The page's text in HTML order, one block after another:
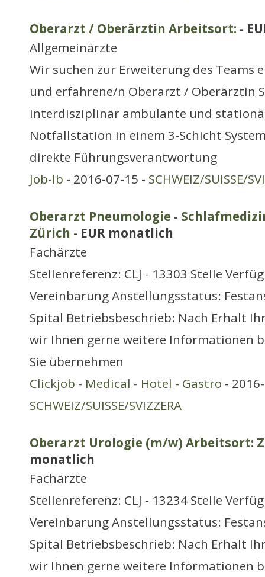
Oberarzt / Oberärztin Arbeitsort: -
Allgemeinärzte
Wir suchen zur Erweiterung des Teams
und erfahrene/n Oberarzt / Oberärztin
interdisziplinär ambulante und
Notfallstation in einem 3-Schicht
direkte Führungsverantwortung
Job-lb - 2016-07-15 - SCHWEIZ/SUISSE/
Oberarzt Pneumologie -
Zürich - EUR monatlich
Fachärzte
Stellenreferenz: CLJ - 13303 Stelle
Vereinbarung Anstellungsstatus:
Spital Betriebsbeschrieb: Nach Erhalt
wir Ihnen gerne weitere Informationen
Sie übernehmen
Clickjob - Medical - Hotel - Gastro -
SCHWEIZ/SUISSE/SVIZZERA
Oberarzt Urologie (m/w) Arbeitsort:
monatlich
Fachärzte
Stellenreferenz: CLJ - 13234 Stelle
Vereinbarung Anstellungsstatus:
Spital Betriebsbeschrieb: Nach Erhalt
wir Ihnen gerne weitere Informationen